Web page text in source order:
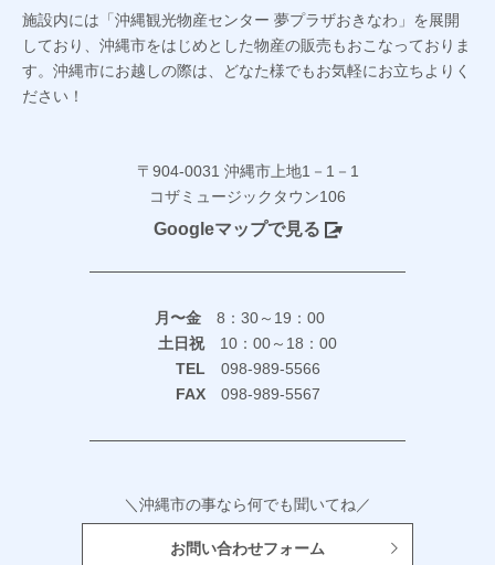
施設内には「沖縄観光物産センター 夢プラザおきなわ」を展開
しており、沖縄市をはじめとした物産の販売もおこなっておりま
す。沖縄市にお越しの際は、どなた様でもお気軽にお立ちよりく
ださい！
〒904-0031 沖縄市上地1－1－1
コザミュージックタウン106
Googleマップで見る
月〜金 8：30～19：00
土日祝10：00～18：00
TEL 098-989-5566
FAX098-989-5567
＼沖縄市の事なら何でも聞いてね／
お問い合わせフォーム